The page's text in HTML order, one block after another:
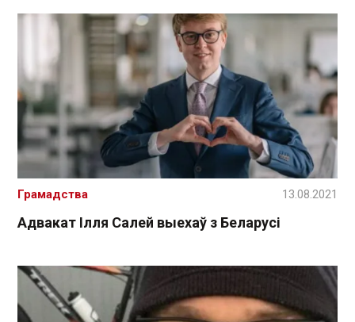
Адвакат Ілля Салей выехаў з Беларусі
Грамадства 13.08.2021